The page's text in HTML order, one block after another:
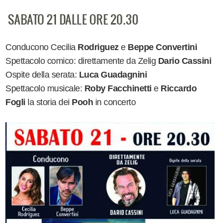
SABATO 21 DALLE ORE 20.30
Conducono CeciliaRodrigueze Beppe Convertini
Spettacolo comico: direttamente da Zelig Dario Cassini
Ospite della serata: Luca Guadagnini
Spettacolo musicale: Roby Facchinetti e Riccardo
Fogli la storia dei Pooh in concerto